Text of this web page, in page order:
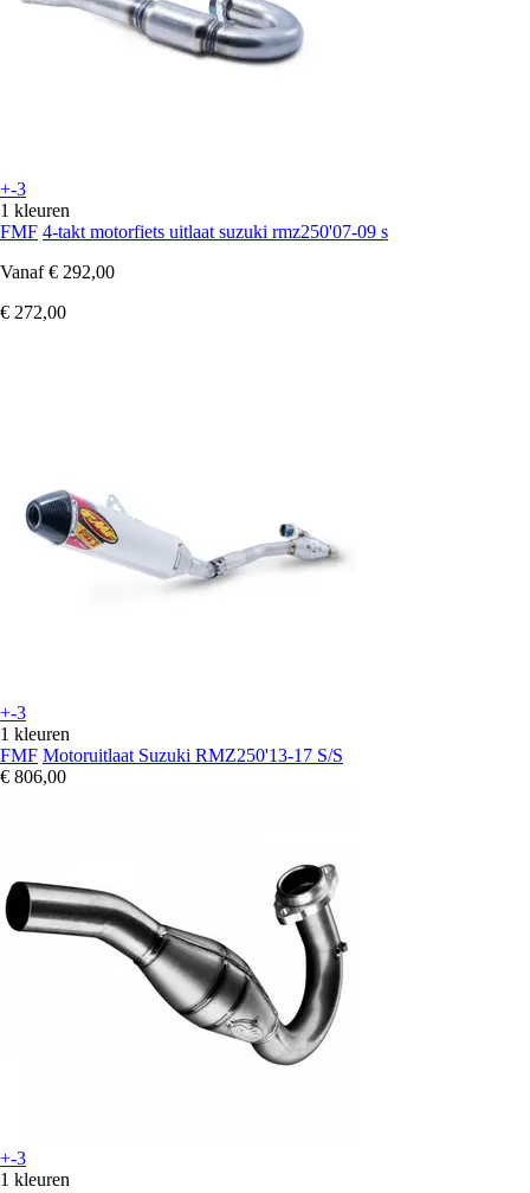
+-3
1 kleuren
FMF 4-takt motorfiets uitlaat suzuki rmz250'07-09 s
Vanaf € 292,00
€ 272,00
+-3
1 kleuren
FMF Motoruitlaat Suzuki RMZ250'13-17 S/S
€ 806,00
+-3
1 kleuren